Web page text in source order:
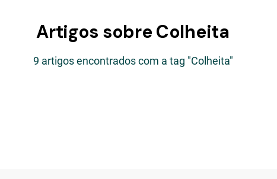
Artigos sobre Colheita
9 artigos encontrados com a tag "Colheita"